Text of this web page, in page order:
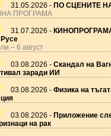
31.05.2026 - ПО СЦЕНИТЕ
ПРОГРАМА
31.07.2026 -
– 6 август
03.08.2026 - Скандал на
заради ИИ
03.08.2026 - Физика на
03.08.2026 - Приложение
на рак